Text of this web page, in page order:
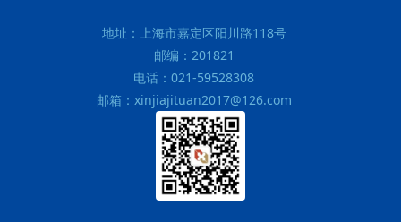
地址： 上海市嘉定区阳川路118号
邮编： 201821
电话： 021-59528308
邮箱： xinjiajituan2017@126.com